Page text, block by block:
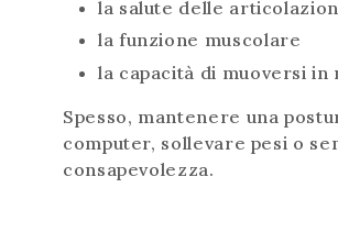
la salute delle
la funzione muscolare
la capacità di muoversi
Spesso, mantenere una
computer, sollevare pesi o
consapevolezza.